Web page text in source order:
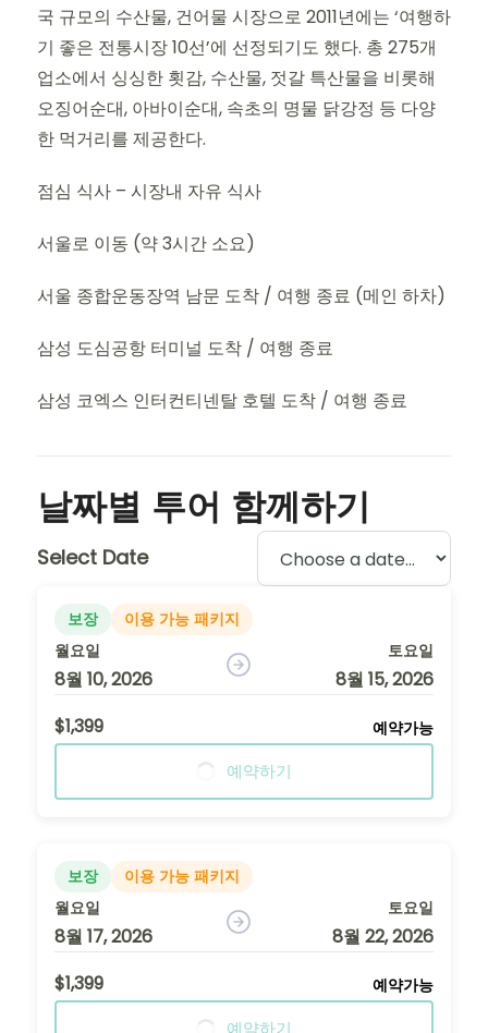
국 규모의 수산물, 건어물 시장으로 2011년에는 ‘여행하
기 좋은 전통시장 10선’에 선정되기도 했다. 총 275개
업소에서 싱싱한 횟감, 수산물, 젓갈 특산물을 비롯해
오징어순대, 아바이순대, 속초의 명물 닭강정 등 다양
한 먹거리를 제공한다.
점심 식사 – 시장내 자유 식사
서울로 이동 (약 3시간 소요)
서울 종합운동장역 남문 도착 / 여행 종료 (메인 하차)
삼성 도심공항 터미널 도착 / 여행 종료
삼성 코엑스 인터컨티넨탈 호텔 도착 / 여행 종료
날짜별 투어 함께하기
Select Date
보장
이용 가능 패키지
월요일
8월 10, 2026
토요일
8월 15, 2026
$1,399
예약가능
예약하기
보장
이용 가능 패키지
월요일
8월 17, 2026
토요일
8월 22, 2026
$1,399
예약가능
예약하기